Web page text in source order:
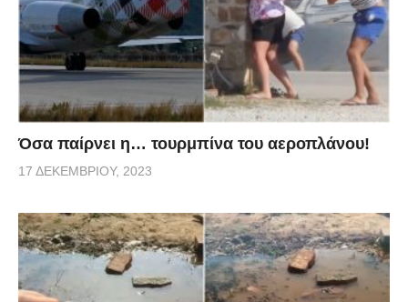
Όσα παίρνει η… τουρμπίνα του αεροπλάνου!
17 ΔΕΚΕΜΒΡΊΟΥ, 2023